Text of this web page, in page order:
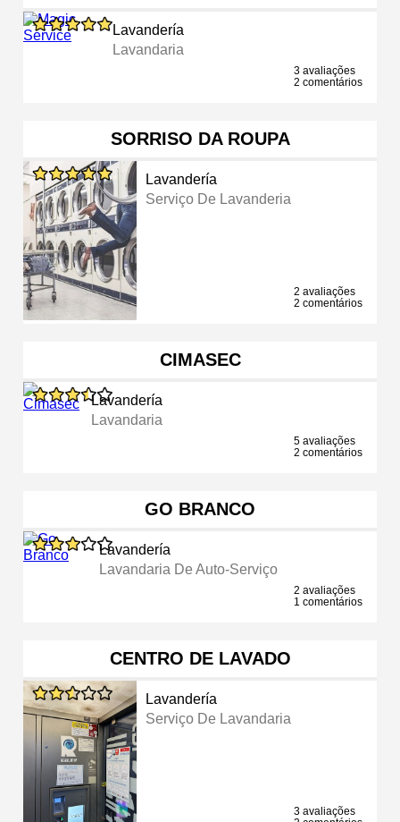
Lavandería
Lavandaria
3 avaliações
2 comentários
SORRISO DA ROUPA
Lavandería
Serviço De Lavanderia
2 avaliações
2 comentários
CIMASEC
Lavandería
Lavandaria
5 avaliações
2 comentários
GO BRANCO
Lavandería
Lavandaria De Auto-Serviço
2 avaliações
1 comentários
CENTRO DE LAVADO
Lavandería
Serviço De Lavandaria
3 avaliações